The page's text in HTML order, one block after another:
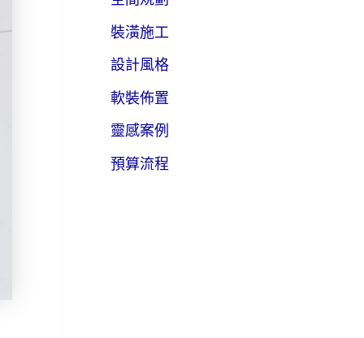
裝潢施工
設計風格
軟裝佈置
靈感案例
預算流程